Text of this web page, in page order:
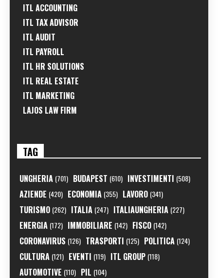
ITL ACCOUNTING
ITL TAX ADVISOR
ITL AUDIT
ITL PAYROLL
ITL HR SOLUTIONS
ITL REAL ESTATE
ITL MARKETING
LAJOS LAW FIRM
TAG
UNGHERIA (701) BUDAPEST (610) INVESTIMENTI (508)
AZIENDE (420) ECONOMIA (355) LAVORO (341)
TURISMO (262) ITALIA (247) ITALIAUNGHERIA (227)
ENERGIA (172) IMMOBILIARE (142) FISCO (142)
CORONAVIRUS (126) TRASPORTI (125) POLITICA (124)
CULTURA (121) EVENTI (119) ITL GROUP (118)
AUTOMOTIVE (110) PIL (104)